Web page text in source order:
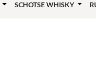
SCHOTSE WHISKY